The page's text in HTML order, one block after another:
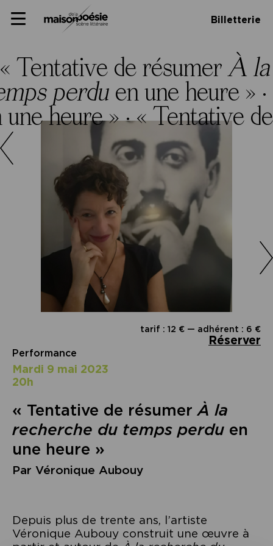
Panneau de gestion des cookies
to
Primary
Billetterie
« Tentative de résumer À
perdu en une heure » ·
heure » ·« Tentative
tarif : 12 € — adhérent : 6 €
Réserver
Performance
mardi 9 mai 2023
20h
« Tentative de résumerÀ la
recherche du temps perdu en
une heure »
Par Véronique Aubouy
Depuis plus de trente ans, l’artiste
Véronique Aubouy construit une œuvre à